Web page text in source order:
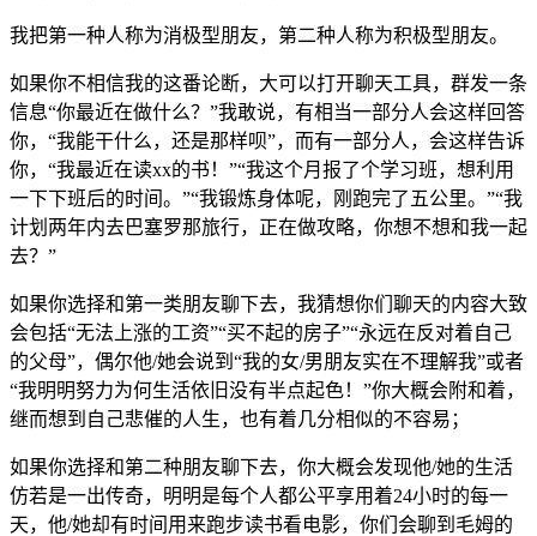
我把第一种人称为消极型朋友，第二种人称为积极型朋友。
如果你不相信我的这番论断，大可以打开聊天工具，群发一条
信息“你最近在做什么？”我敢说，有相当一部分人会这样回答
你，“我能干什么，还是那样呗”，而有一部分人，会这样告诉
你，“我最近在读xx的书！”“我这个月报了个学习班，想利用
一下下班后的时间。”“我锻炼身体呢，刚跑完了五公里。”“我
计划两年内去巴塞罗那旅行，正在做攻略，你想不想和我一起
去？”
如果你选择和第一类朋友聊下去，我猜想你们聊天的内容大致
会包括“无法上涨的工资”“买不起的房子”“永远在反对着自己
的父母”，偶尔他/她会说到“我的女/男朋友实在不理解我”或者
“我明明努力为何生活依旧没有半点起色！”你大概会附和着，
继而想到自己悲催的人生，也有着几分相似的不容易；
如果你选择和第二种朋友聊下去，你大概会发现他/她的生活
仿若是一出传奇，明明是每个人都公平享用着24小时的每一
天，他/她却有时间用来跑步读书看电影，你们会聊到毛姆的